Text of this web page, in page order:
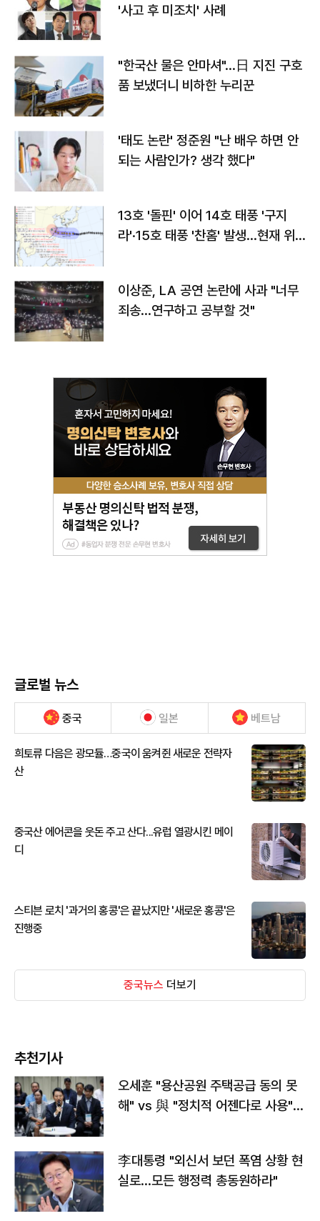
'사고 후 미조치' 사례
"한국산 물은 안마셔"…日 지진 구호
품 보냈더니 비하한 누리꾼
'태도 논란' 정준원 "난 배우 하면 안
되는 사람인가? 생각 했다"
13호 '돌핀' 이어 14호 태풍 '구지
라'·15호 태풍 '찬홈' 발생…현재 위
이상준, LA 공연 논란에 사과 "너무
죄송…연구하고 공부할 것"
글로벌 뉴스
중국 일본 베트남
희토류 다음은 광모듈…중국이 움켜쥔 새로운 전략자
산
중국산 에어콘을 웃돈 주고 산다...유럽 열광시킨 메이
디
스티븐 로치 '과거의 홍콩'은 끝났지만 '새로운 홍콩'은
진행중
중국뉴스 더보기
추천기사
오세훈 "용산공원 주택공급 동의 못
해" vs 與 "정치적 어젠다로 사용"
李대통령 "외신서 보던 폭염 상황 현
실로…모든 행정력 총동원하라"